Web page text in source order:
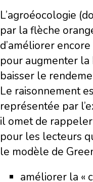
L’agroéocologie
par la flèche
d’améliorer
pour augmenter la
baisser le
Le raisonnement
représentée par
il omet de
pour les lecteurs
le modèle de
améliorer la «